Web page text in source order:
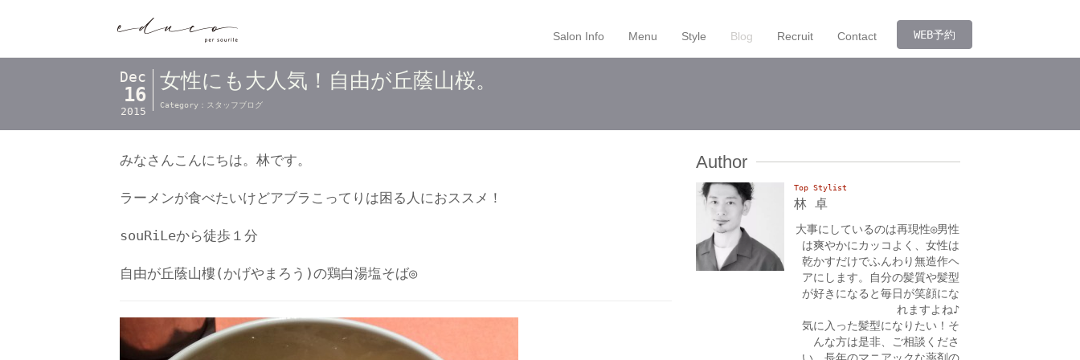
Salon Info Menu Style Blog Recruit Contact WEB予約
Dec
16
2015
女性にも大人気！自由が丘蔭山桜。
Category： スタッフブログ
みなさんこんにちは。林です。
ラーメンが食べたいけどアブラこってりは困る人におススメ！
souRiLeから徒歩１分
自由が丘蔭山樓(かげやまろう)の鶏白湯塩そば◎
Author
Top Stylist
林 卓
大事にしているのは再現性◎男性
は爽やかにカッコよく、女性は
乾かすだけでふんわり無造作ヘ
アにします。自分の髪質や髪型
が好きになると毎日が笑顔にな
れますよね♪
気に入った髪型になりたい！そ
んな方は是非、ご相談くださ